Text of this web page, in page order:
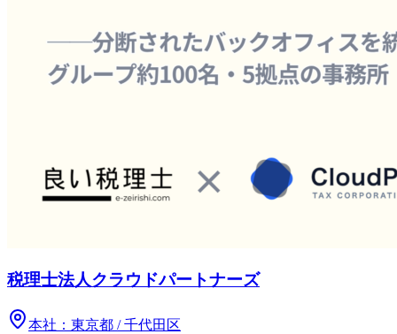
税理士法人クラウドパートナーズ
本社： 東京都 / 千代田区